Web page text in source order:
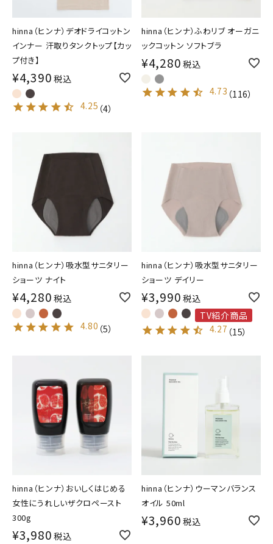
hinna（ヒンナ）デオドライコットン
インナー 汗取りタンクトップ【カッ
プ付き】
¥4,390 税込
4.25 （4）
hinna（ヒンナ）ふわリブ オーガニ
ックコットン ソフトブラ
¥4,280 税込
4.73 （116）
hinna（ヒンナ）吸水型サニタリー
ショーツ ナイト
¥4,280 税込
4.80 （5）
hinna（ヒンナ）吸水型サニタリー
ショーツ デイリー
¥3,990 税込
TV紹介商品
4.27 （15）
hinna（ヒンナ）おいしくはじめる
女性にうれしいザクロペースト
300g
¥3,980 税込
hinna（ヒンナ）ウーマンバランス
オイル 50ml
¥3,960 税込